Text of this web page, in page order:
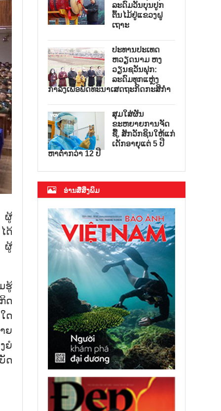
ຜູ້
ດ້
ຜູ້
ຮູ້
ດ
ດ
ຍ
ຍໍ
ດ
ລະດົມວັນບຸນປູກ
ຕົ້ນໄມ້ຢູ່ແຂວງຝູ
ເຖາະ
ປະທານປະເທດ
ຫວຽດນາມ ຫງ
ວຽນຊວັນຟຸກ:
ລະດົມທຸກແຫຼ່ງ
ກຳລັງເພື່ອພັດທະນາເສດຖະກິດກະສິກຳ
ສຸມໃສ່ຜັນ
ຂະຫຍາຍການຈັດ
ຊື້, ສັກວັກຊິນໃຫ້ແກ່
ເດັກອາຍຸແຕ່ 5 ປີ
ຫາຕ່ຳກວ່າ 12 ປີ
ອ່ານສື່ສິ່ງພິມ